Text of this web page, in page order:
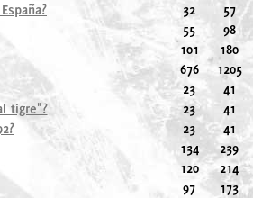
32 57
55 98
101 180
676 1205
23 41
tigre"? 23 41
23 41
134 239
120 214
97 173